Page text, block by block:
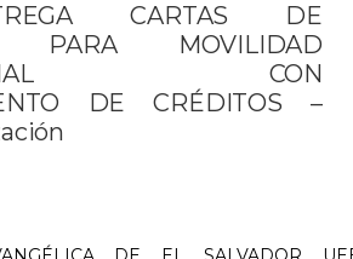
CARTAS DE
PARA MOVILIDAD
CON
DE CRÉDITOS –